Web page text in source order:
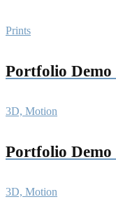
Prints
Portfolio Demo
3D, Motion
Portfolio Demo
3D, Motion